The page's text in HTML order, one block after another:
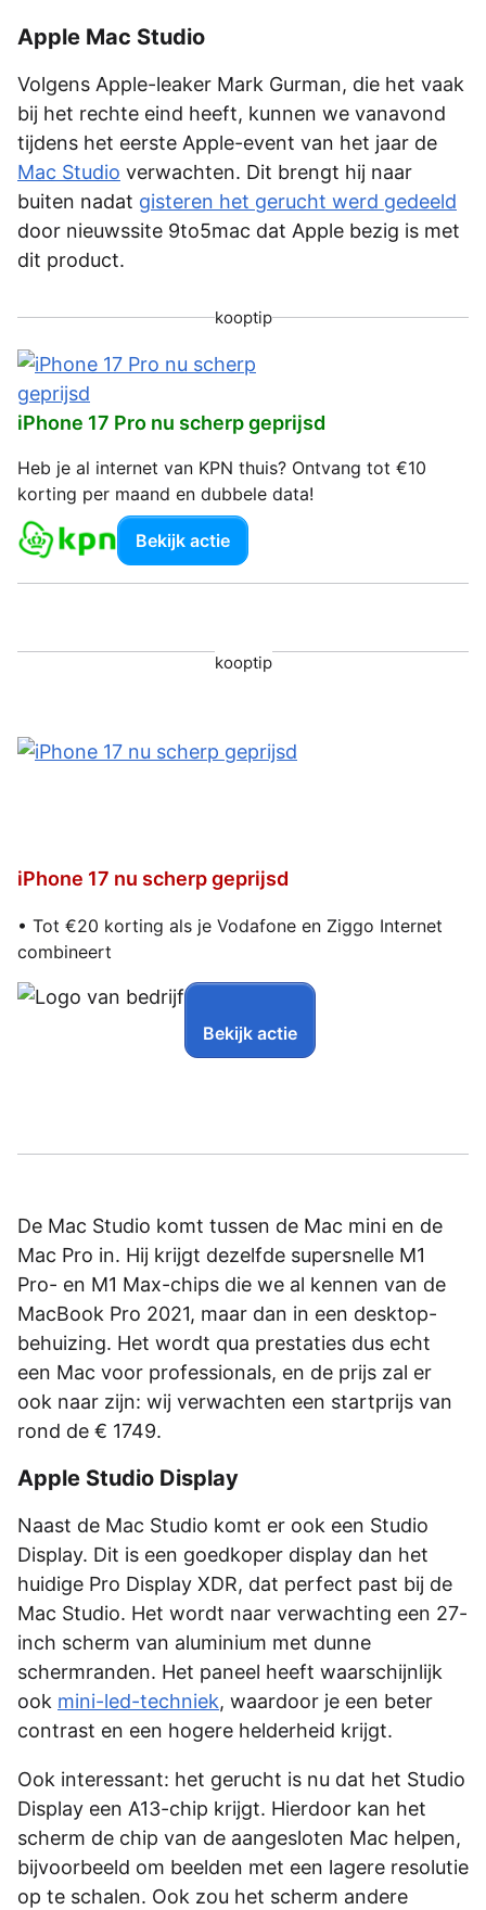
Apple Mac Studio
Volgens Apple-leaker Mark Gurman, die het vaak
bij het rechte eind heeft, kunnen we vanavond
tijdens het eerste Apple-event van het jaar de
Mac Studio verwachten. Dit brengt hij naar
buiten nadat gisteren het gerucht werd gedeeld
door nieuwssite 9to5mac dat Apple bezig is met
dit product.
kooptip
iPhone 17 Pro nu scherp geprijsd
Heb je al internet van KPN thuis? Ontvang tot €10
korting per maand en dubbele data!
Bekijk actie
kooptip
iPhone 17 nu scherp geprijsd
• Tot €20 korting als je Vodafone en Ziggo Internet
combineert
Bekijk actie
De Mac Studio komt tussen de Mac mini en de
Mac Pro in. Hij krijgt dezelfde supersnelle M1
Pro- en M1 Max-chips die we al kennen van de
MacBook Pro 2021, maar dan in een desktop-
behuizing. Het wordt qua prestaties dus echt
een Mac voor professionals, en de prijs zal er
ook naar zijn: wij verwachten een startprijs van
rond de € 1749.
Apple Studio Display
Naast de Mac Studio komt er ook een Studio
Display. Dit is een goedkoper display dan het
huidige Pro Display XDR, dat perfect past bij de
Mac Studio. Het wordt naar verwachting een 27-
inch scherm van aluminium met dunne
schermranden. Het paneel heeft waarschijnlijk
ook mini-led-techniek, waardoor je een beter
contrast en een hogere helderheid krijgt.
Ook interessant: het gerucht is nu dat het Studio
Display een A13-chip krijgt. Hierdoor kan het
scherm de chip van de aangesloten Mac helpen,
bijvoorbeeld om beelden met een lagere resolutie
op te schalen. Ook zou het scherm andere